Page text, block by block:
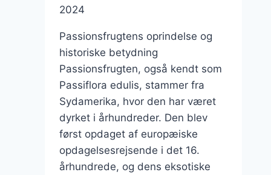
2024
Passionsfrugtens oprindelse og
historiske betydning
Passionsfrugten, også kendt som
Passiflora edulis, stammer fra
Sydamerika, hvor den har været
dyrket i århundreder. Den blev
først opdaget af europæiske
opdagelsesrejsende i det 16.
århundrede, og dens eksotiske